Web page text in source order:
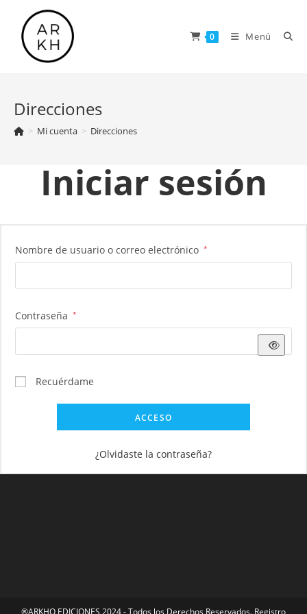
contenido
0 Menú
Direcciones
> Mi cuenta > Direcciones
Iniciar sesión
Nombre de usuario o correo electrónico *
Contraseña *
Recuérdame
ACCESO
¿Olvidaste la contraseña?
®ARKHO EDICIONES 2024 - Todos los Derechos Reservados. Registro